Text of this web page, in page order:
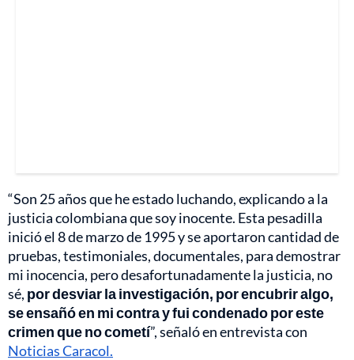
“Son 25 años que he estado luchando, explicando a la
justicia colombiana que soy inocente. Esta pesadilla
inició el 8 de marzo de 1995 y se aportaron cantidad de
pruebas, testimoniales, documentales, para demostrar
mi inocencia, pero desafortunadamente la justicia, no
sé, por desviar la investigación, por encubrir algo,
se ensañó en mi contra y fui condenado por este
crimen que no cometí”, señaló en entrevista con
Noticias Caracol.